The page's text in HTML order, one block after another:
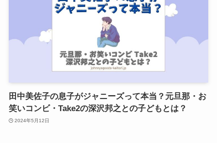
田中美佐子の息子がジャニーズって本当？元旦那・お
笑いコンビ・Take2の深沢邦之との子どもとは？
2024年5月12日